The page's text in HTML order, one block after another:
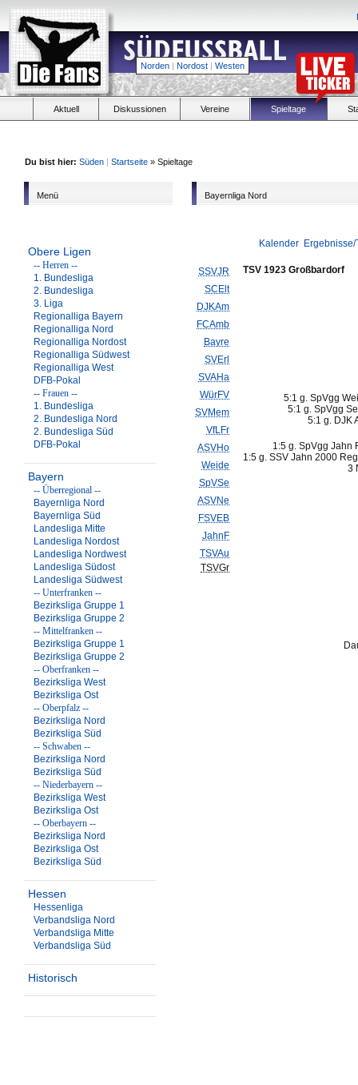
Norden | Nordost | Westen
Aktuell Diskussionen Vereine Spieltage
Du bist hier: Süden | Startseite » Spieltage
Menü
Obere Ligen
-- Herren --
1. Bundesliga
2. Bundesliga
3. Liga
Regionalliga Bayern
Regionalliga Nord
Regionalliga Nordost
Regionalliga Südwest
Regionalliga West
DFB-Pokal
-- Frauen --
1. Bundesliga
2. Bundesliga Nord
2. Bundesliga Süd
DFB-Pokal
Bayern
-- Überregional --
Bayernliga Nord
Bayernliga Süd
Landesliga Mitte
Landesliga Nordost
Landesliga Nordwest
Landesliga Südost
Landesliga Südwest
-- Unterfranken --
Bezirksliga Gruppe 1
Bezirksliga Gruppe 2
-- Mittelfranken --
Bezirksliga Gruppe 1
Bezirksliga Gruppe 2
-- Oberfranken --
Bezirksliga West
Bezirksliga Ost
-- Oberpfalz --
Bezirksliga Nord
Bezirksliga Süd
-- Schwaben --
Bezirksliga Nord
Bezirksliga Süd
-- Niederbayern --
Bezirksliga West
Bezirksliga Ost
-- Oberbayern --
Bezirksliga Nord
Bezirksliga Ost
Bezirksliga Süd
Hessen
Hessenliga
Verbandsliga Nord
Verbandsliga Mitte
Verbandsliga Süd
Historisch
Bayernliga Nord
Kalender
SSVJR
SCElt
DJKAm
FCAmb
Bayre
SVErl
SVAHa
WürFV
SVMem
VfLFr
ASVHo
Weide
SpVSe
ASVNe
FSVEB
JahnF
TSVAu
TSVGr
TSV 1923 Großbardorf
5:1 g. SpVgg
5:1 g. SpVgg
5:1 g. DJK
1:5 g. SpVgg Jahn
1:5 g. SSV Jahn 2000
3